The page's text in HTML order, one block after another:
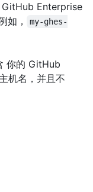
GitHub Enterprise
如，
my-ghes-
你的 GitHub
机名，并且不